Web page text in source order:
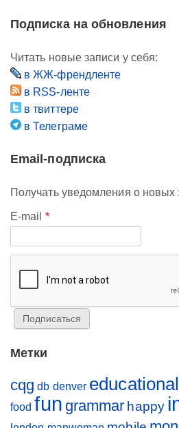
Подписка на обновления
Читать новые записи у себя:
в ЖЖ-френдленте
в RSS-ленте
в твиттере
в Телеграме
Email-подписка
Получать уведомления о новых
E-mail *
Метки
cqg db denver educational
food fun grammar happy